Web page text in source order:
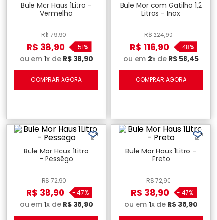
Bule Mor Haus 1Litro -
Vermelho
R$79,90
R$ 38,90 - 51%
ou em 1x de R$ 38,90
COMPRAR AGORA
Bule Mor com Gatilho 1,2
Litros - Inox
R$224,90
R$ 116,90 - 48%
ou em 2x de R$ 58,45
COMPRAR AGORA
Bule Mor Haus 1Litro
- Pessêgo
R$72,90
R$ 38,90 - 47%
ou em 1x de R$ 38,90
Bule Mor Haus 1Litro -
Preto
R$72,90
R$ 38,90 - 47%
ou em 1x de R$ 38,90